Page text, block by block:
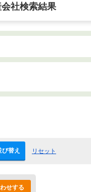
社検索結果
び替え リセット
せする